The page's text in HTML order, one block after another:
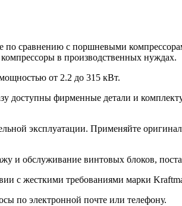
сравнению с поршневыми
в производственных нуждах.
от 2.2 до 315 кВт.
доступны фирменные детали и
эксплуатации. Применяйте
и обслуживание винтовых блоков,
с жесткими требованиями марки
по электронной почте или телефону.